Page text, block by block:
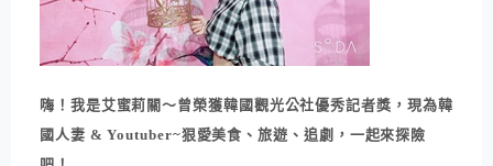
嗨！我是艾蜜莉關～曾榮獲韓國觀光公社優秀記者獎，現為韓
國人妻 & Youtuber~狠愛美食、旅遊、追劇，一起來探險